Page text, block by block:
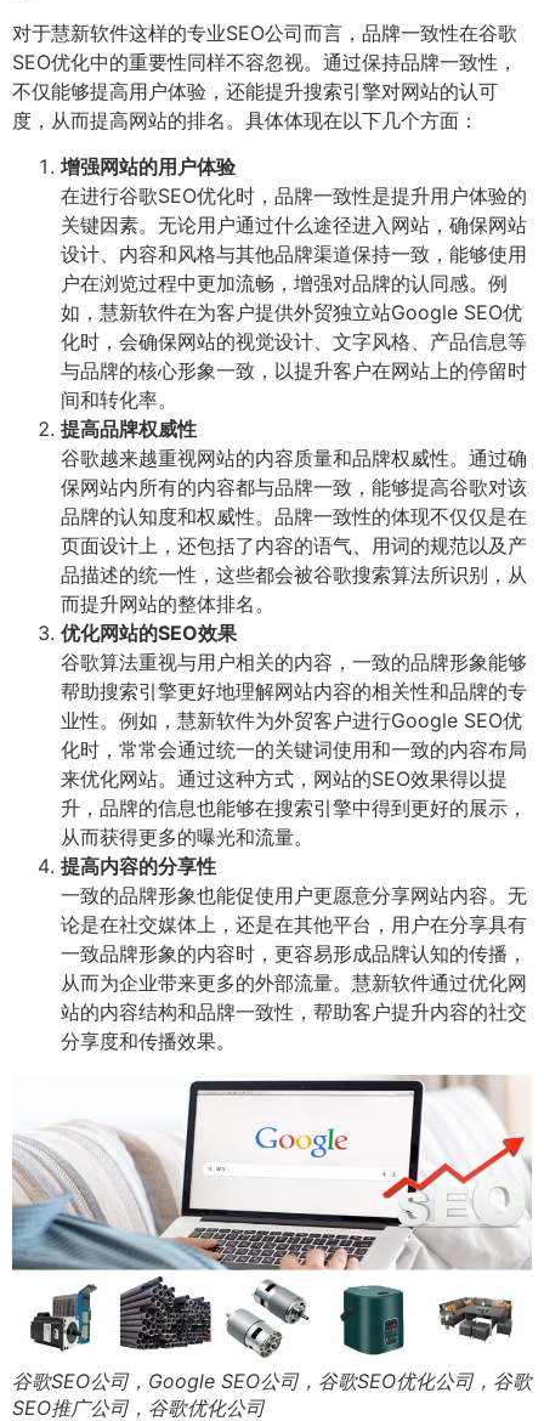
对于慧新软件这样的专业SEO公司而言，品牌一致性在谷歌
SEO优化中的重要性同样不容忽视。通过保持品牌一致性，
不仅能够提高用户体验，还能提升搜索引擎对网站的认可
度，从而提高网站的排名。具体体现在以下几个方面：
增强网站的用户体验
在进行谷歌SEO优化时，品牌一致性是提升用户体验的
关键因素。无论用户通过什么途径进入网站，确保网站
设计、内容和风格与其他品牌渠道保持一致，能够使用
户在浏览过程中更加流畅，增强对品牌的认同感。例
如，慧新软件在为客户提供外贸独立站Google SEO优
化时，会确保网站的视觉设计、文字风格、产品信息等
与品牌的核心形象一致，以提升客户在网站上的停留时
间和转化率。
提高品牌权威性
谷歌越来越重视网站的内容质量和品牌权威性。通过确
保网站内所有的内容都与品牌一致，能够提高谷歌对该
品牌的认知度和权威性。品牌一致性的体现不仅仅是在
页面设计上，还包括了内容的语气、用词的规范以及产
品描述的统一性，这些都会被谷歌搜索算法所识别，从
而提升网站的整体排名。
优化网站的SEO效果
谷歌算法重视与用户相关的内容，一致的品牌形象能够
帮助搜索引擎更好地理解网站内容的相关性和品牌的专
业性。例如，慧新软件为外贸客户进行Google SEO优
化时，常常会通过统一的关键词使用和一致的内容布局
来优化网站。通过这种方式，网站的SEO效果得以提
升，品牌的信息也能够在搜索引擎中得到更好的展示，
从而获得更多的曝光和流量。
提高内容的分享性
一致的品牌形象也能促使用户更愿意分享网站内容。无
论是在社交媒体上，还是在其他平台，用户在分享具有
一致品牌形象的内容时，更容易形成品牌认知的传播，
从而为企业带来更多的外部流量。慧新软件通过优化网
站的内容结构和品牌一致性，帮助客户提升内容的社交
分享度和传播效果。
谷歌SEO公司，Google SEO公司，谷歌SEO优化公司，谷歌
SEO推广公司，谷歌优化公司